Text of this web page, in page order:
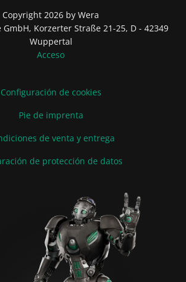
Copyright 2026 by Wera
GmbH, Korzerter Straße 21-25, D - 42349
Wuppertal
Acceso
Configuración de cookies
Pie de imprenta
de venta y entrega
de protección de datos